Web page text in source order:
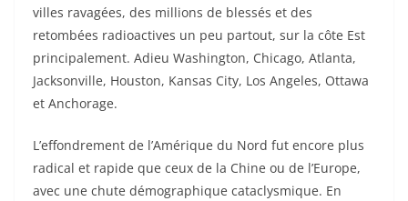
villes ravagées, des millions de blessés et des
retombées radioactives un peu partout, sur la côte Est
principalement. Adieu Washington, Chicago, Atlanta,
Jacksonville, Houston, Kansas City, Los Angeles, Ottawa
et Anchorage.
L’effondrement de l’Amérique du Nord fut encore plus
radical et rapide que ceux de la Chine ou de l’Europe,
avec une chute démographique cataclysmique. En